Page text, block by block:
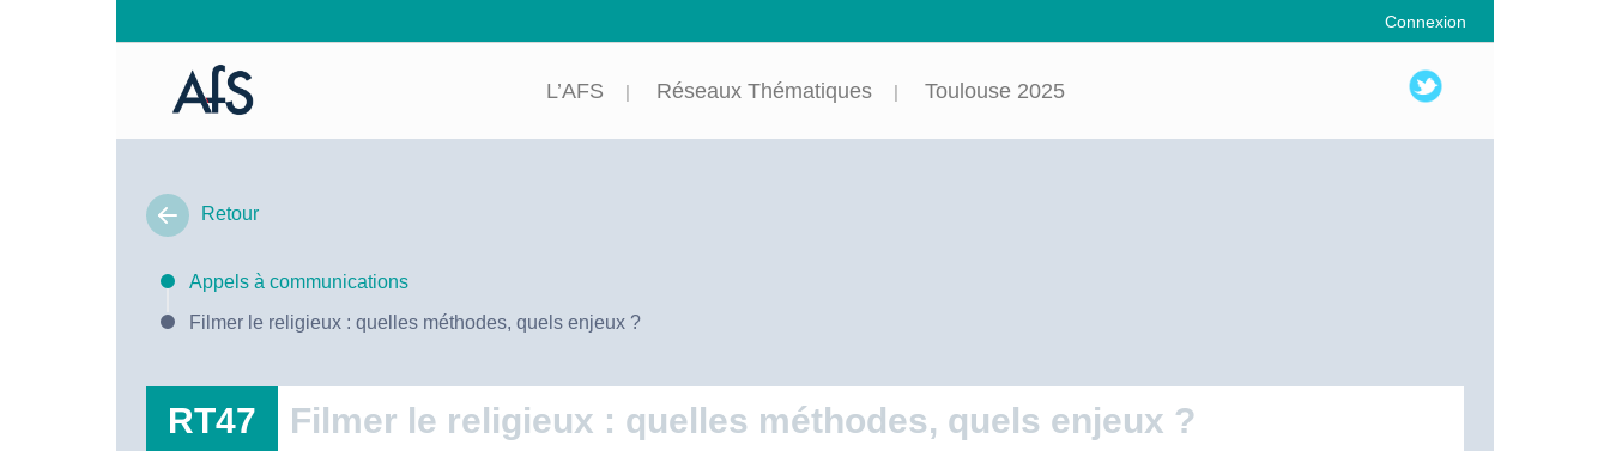
Connexion
L’AFS Réseaux Thématiques Toulouse 2025
Retour
Appels à communications
Filmer le religieux : quelles méthodes, quels enjeux ?
RT47 Filmer le religieux : quelles méthodes, quels enjeux ?